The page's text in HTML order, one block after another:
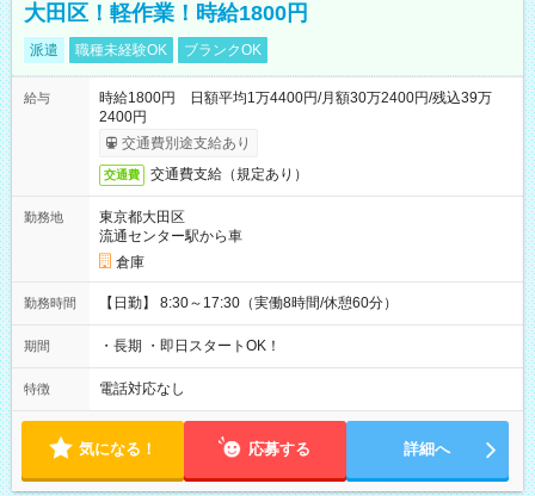
大田区！軽作業！時給1800円
派遣 職種未経験OK ブランクOK
給与
時給1800円 日額平均1万4400円/月額30万2400円/残込39万
2400円
交通費別途支給あり
交通費 交通費支給（規定あり）
勤務地
東京都大田区
流通センター駅から車
倉庫
勤務時間 【日勤】 8:30～17:30（実働8時間/休憩60分）
期間 ・長期 ・即日スタートOK！
特徴 電話対応なし
気になる！ 応募する 詳細へ